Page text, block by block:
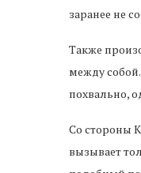
заранее не
Также
между
похвально,
Со стороны
вызывает